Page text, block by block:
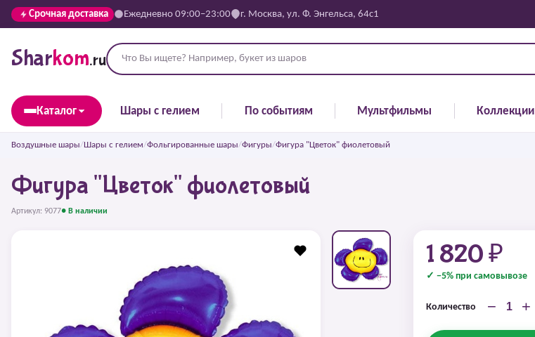
Срочная доставка Ежедневно 09:00–23:00 г. Москва, ул. Ф. Энгельса, 64с1
Sharkom.ru
Каталог Шары с гелием По событиям Мультфильмы Коллекции
Воздушные шары/Шары с гелием/Фольгированные шары/Фигуры/Фигура "Цветок" фиолетовый
Фигура "Цветок" фиолетовый
Артикул: 9077● В наличии
1 820 ₽
✓ −5% при самовывозе
Количество − +